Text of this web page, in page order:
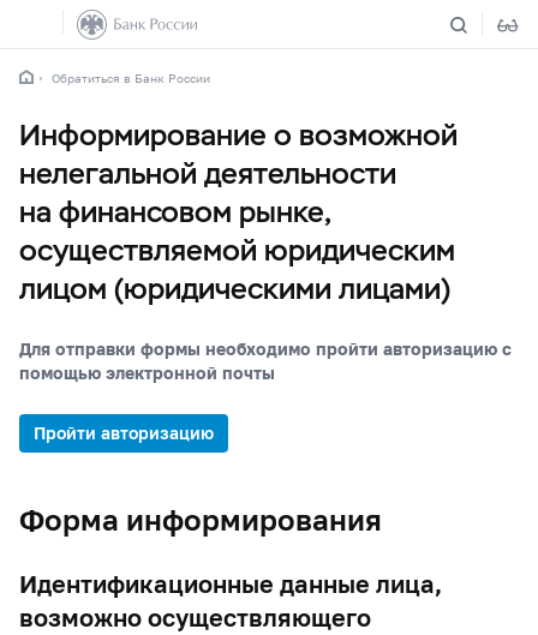
Обратиться в Банк России
Информирование о возможной
нелегальной деятельности
на финансовом рынке,
осуществляемой юридическим
лицом (юридическими лицами)
Для отправки формы необходимо пройти авторизацию с
помощью электронной почты
Пройти авторизацию
Форма информирования
Идентификационные данные лица,
возможно осуществляющего